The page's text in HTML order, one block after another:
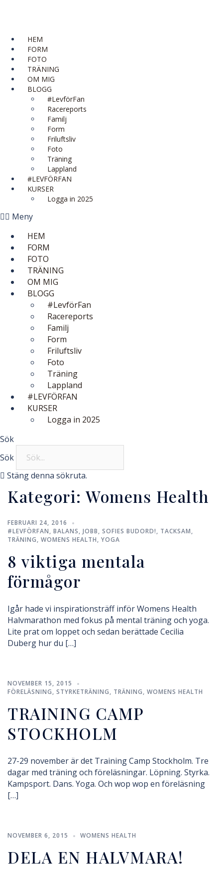
HEM
FORM
FOTO
TRÄNING
OM MIG
BLOGG
#LevförFan
Racereports
Familj
Form
Friluftsliv
Foto
Träning
Lappland
#LEVFÖRFAN
KURSER
Logga in 2025
Meny
HEM
FORM
FOTO
TRÄNING
OM MIG
BLOGG
#LevförFan
Racereports
Familj
Form
Friluftsliv
Foto
Träning
Lappland
#LEVFÖRFAN
KURSER
Logga in 2025
Sök
Sök
Stäng denna sökruta.
Kategori: Womens Health
FEBRUARI 24, 2016
#LEVFÖRFAN, BALANS, JOBB, SOFIES BUDORD!, TACKSAM,
TRÄNING, WOMENS HEALTH, YOGA
8 viktiga mentala
förmågor
Igår hade vi inspirationsträff inför Womens Health
Halvmarathon med fokus på mental träning och yoga.
Lite prat om loppet och sedan berättade Cecilia
Duberg hur du […]
NOVEMBER 15, 2015
FÖRELÄSNING, STYRKETRÄNING, TRÄNING, WOMENS HEALTH
TRAINING CAMP
STOCKHOLM
27-29 november är det Training Camp Stockholm. Tre
dagar med träning och föreläsningar. Löpning. Styrka.
Kampsport. Dans. Yoga. Och wop wop en föreläsning
[…]
NOVEMBER 6, 2015 WOMENS HEALTH
DELA EN HALVMARA!